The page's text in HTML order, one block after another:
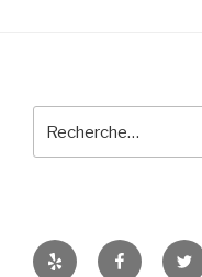
Yelp Facebook